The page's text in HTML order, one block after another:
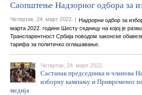
Саопштење Надзорног одбора за
Четвртак, 24. март 2022. | Надзорни одбор за
марта 2022. године Шесту седницу на којој је
Транспарентност Србија поводом законске
тарифа за политичко оглашавање.
Четвртак, 24. март 2022.
Састанак председника и чланова
изборну кампању и Привременог
медија